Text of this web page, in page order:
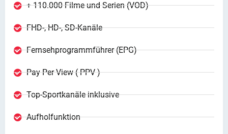
+ 110.000 Filme und Serien (VOD)
FHD-, HD-, SD-Kanäle
Fernsehprogrammführer (EPG)
Pay Per View ( PPV )
Top-Sportkanäle inklusive
Aufholfunktion